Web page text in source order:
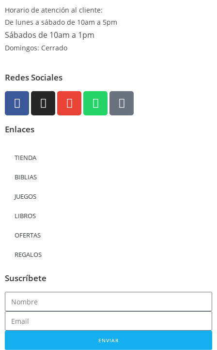
Horario de atención al cliente:
De lunes a sábado de 10am a 5pm
Sábados de 10am a 1pm
Domingos: Cerrado
Redes Sociales
Enlaces
TIENDA
BIBLIAS
JUEGOS
LIBROS
OFERTAS
REGALOS
Suscríbete
ENVIAR